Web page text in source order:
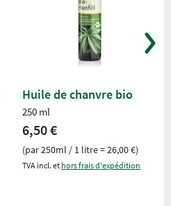
Huile de chanvre bio
250 ml
6,50 €
(par 250ml / 1 litre = 26,00 €)
TVA incl. et hors frais d'expédition